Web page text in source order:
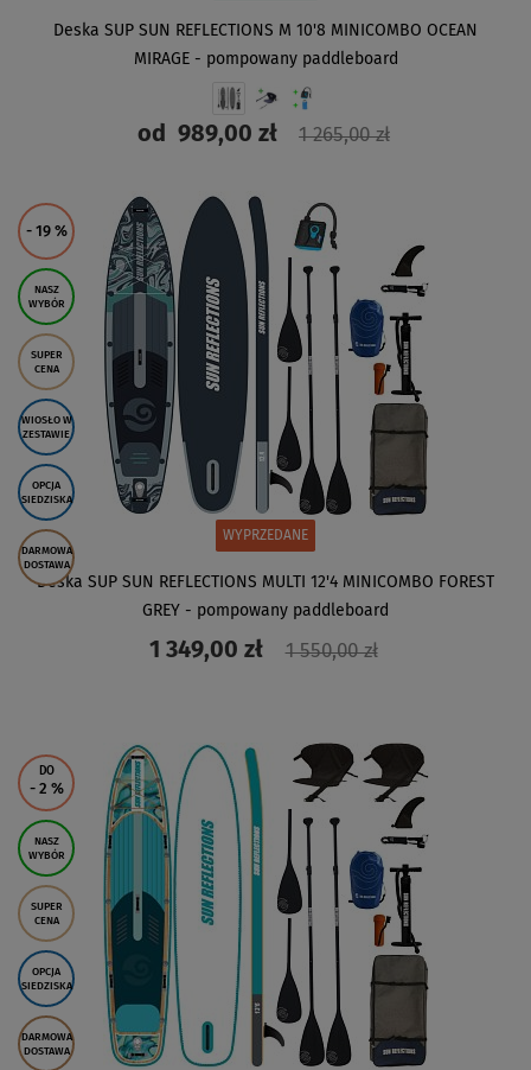
Deska SUP SUN REFLECTIONS M 10'8 MINICOMBO OCEAN
MIRAGE - pompowany paddleboard
od 989,00 zł 1 265,00 zł
ZOBACZ
- 19 %
NASZ
WYBÓR
SUPER
CENA
WIOSŁO W
ZESTAWIE
OPCJA
SIEDZISKA
DARMOWA
DOSTAWA
WYPRZEDANE
Deska SUP SUN REFLECTIONS MULTI 12'4 MINICOMBO FOREST
GREY - pompowany paddleboard
1 349,00 zł 1 550,00 zł
ZOBACZ
DO
- 2 %
NASZ
WYBÓR
SUPER
CENA
OPCJA
SIEDZISKA
DARMOWA
DOSTAWA